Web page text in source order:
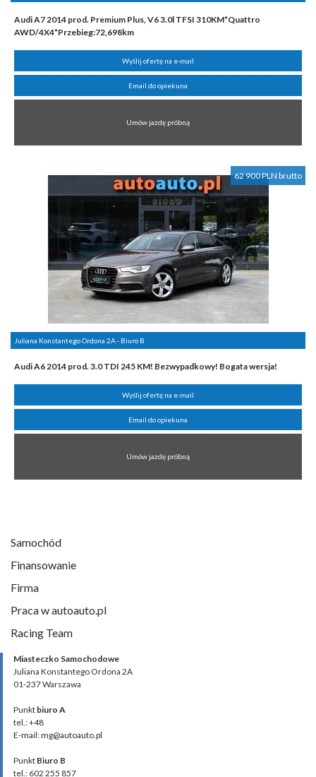
Audi A7 2014 prod. Premium Plus, V6 3.0l TFSI 310KM*Quattro
AWD/4X4*Przebieg:72,698km
Wyślij ofertę na e-mail
Email do opiekuna
Umów jazdę próbną
62 900 PLN brutto
Juliana Konstantego Ordona 2A - Biuro B
Audi A6 2014 prod. 3.0 TDI 245 KM! Bezwypadkowy! Bogata wersja!
Wyślij ofertę na e-mail
Email do opiekuna
Umów jazdę próbną
Samochód
Finansowanie
Firma
Praca w autoauto.pl
Racing Team
Miasteczko Samochodowe
Juliana Konstantego Ordona 2A
01-237 Warszawa
Punkt biuro A
tel.: +48
E-mail: mg@autoauto.pl
Punkt Biuro B
tel.: 602 255 857